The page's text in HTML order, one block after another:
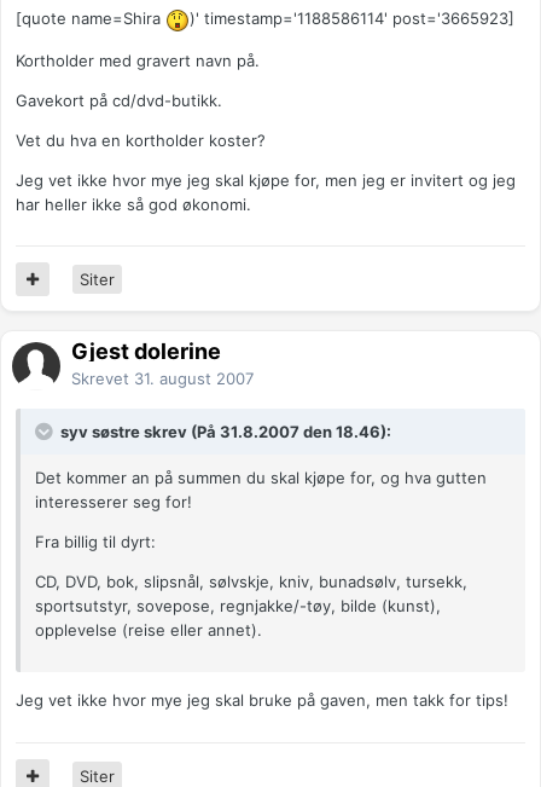
[quote name=Shira )' timestamp='1188586114' post='3665923]
Kortholder med gravert navn på.
Gavekort på cd/dvd-butikk.
Vet du hva en kortholder koster?
Jeg vet ikke hvor mye jeg skal kjøpe for, men jeg er invitert og jeg
har heller ikke så god økonomi.
Siter
Gjest dolerine
Skrevet 31. august 2007
syv søstre skrev (På 31.8.2007 den 18.46):
Det kommer an på summen du skal kjøpe for, og hva gutten
interesserer seg for!
Fra billig til dyrt:
CD, DVD, bok, slipsnål, sølvskje, kniv, bunadsølv, tursekk,
sportsutstyr, sovepose, regnjakke/-tøy, bilde (kunst),
opplevelse (reise eller annet).
Jeg vet ikke hvor mye jeg skal bruke på gaven, men takk for tips!
Siter